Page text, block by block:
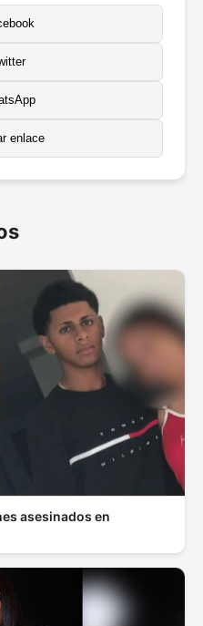
enlace
asesinados en